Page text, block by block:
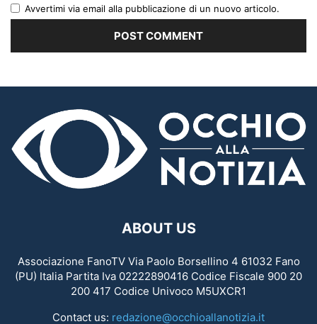
Avvertimi via email alla pubblicazione di un nuovo articolo.
ABOUT US
Associazione FanoTV Via Paolo Borsellino 4 61032 Fano
(PU) Italia Partita Iva 02222890416 Codice Fiscale 900 20
200 417 Codice Univoco M5UXCR1
Contact us: redazione@occhioallanotizia.it